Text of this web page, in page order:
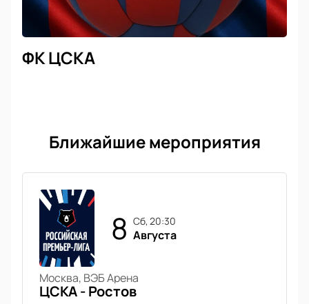
ФК ЦСКА
Ближайшие мероприятия
8 сб, 20:30
Августа
Москва, ВЭБ Арена
ЦСКА - Ростов